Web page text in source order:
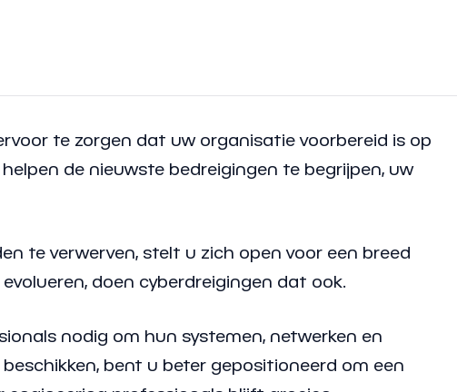
te zorgen dat uw organisatie voorbereid is op
de nieuwste bedreigingen te begrijpen, uw
te verwerven, stelt u zich open voor een breed
doen cyberdreigingen dat ook.
nodig om hun systemen, netwerken en
bent u beter gepositioneerd om een